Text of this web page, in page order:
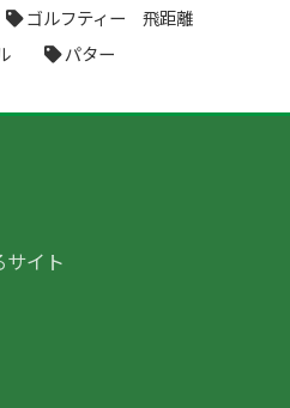
ゴルフティー 飛距離
パター
サイト